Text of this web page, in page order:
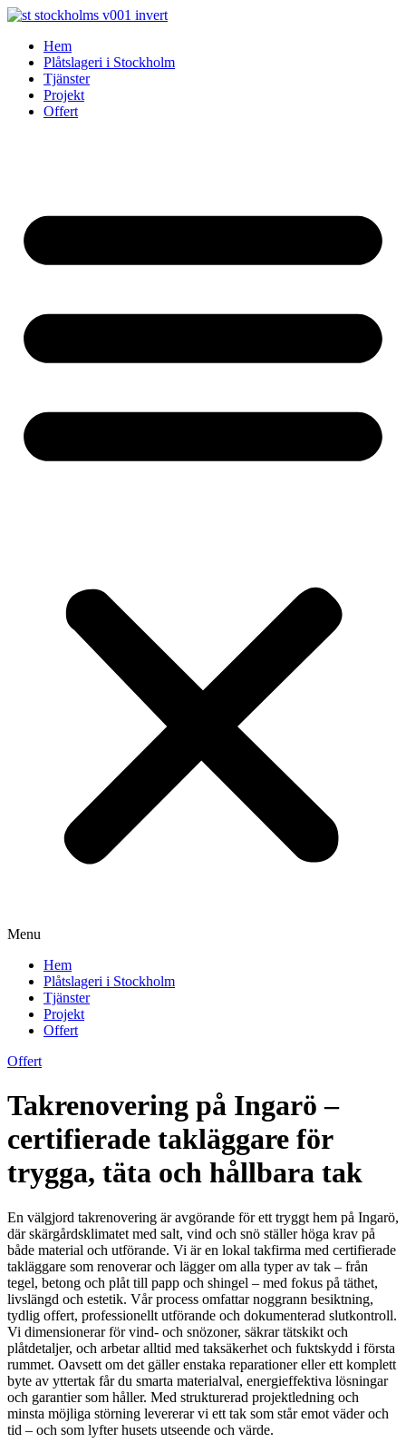
Skip
contentHem
Plåtslageri i Stockholm
Tjänster
Projekt
Offert
Menu
Hem
Plåtslageri i Stockholm
Tjänster
Projekt
Offert
Offert
Takrenovering på Ingarö –
certifierade takläggare för
trygga, täta och hållbara tak
En välgjord takrenovering är avgörande för ett tryggt hem på Ingarö,
där skärgårdsklimatet med salt, vind och snö ställer höga krav på
både material och utförande. Vi är en lokal takfirma med certifierade
takläggare som renoverar och lägger om alla typer av tak – från
tegel, betong och plåt till papp och shingel – med fokus på täthet,
livslängd och estetik. Vår process omfattar noggrann besiktning,
tydlig offert, professionellt utförande och dokumenterad slutkontroll.
Vi dimensionerar för vind- och snözoner, säkrar tätskikt och
plåtdetaljer, och arbetar alltid med taksäkerhet och fuktskydd i första
rummet. Oavsett om det gäller enstaka reparationer eller ett komplett
byte av yttertak får du smarta materialval, energieffektiva lösningar
och garantier som håller. Med strukturerad projektledning och
minsta möjliga störning levererar vi ett tak som står emot väder och
tid – och som lyfter husets utseende och värde.